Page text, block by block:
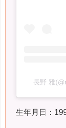
長野 雅
生年月日：